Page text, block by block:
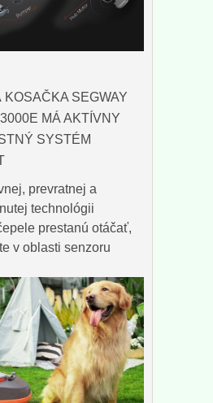
KOSAČKA SEGWAY
MÁ AKTÍVNY
SYSTÉM
prevratnej a
technológii
prestanú otáčať,
v oblasti senzoru